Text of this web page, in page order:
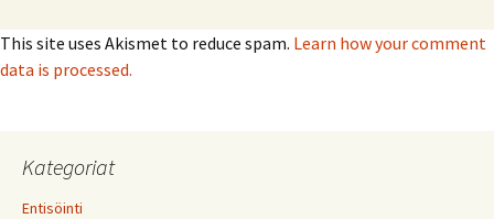
This site uses Akismet to reduce spam. Learn how your comment
data is processed.
Kategoriat
Entisöinti